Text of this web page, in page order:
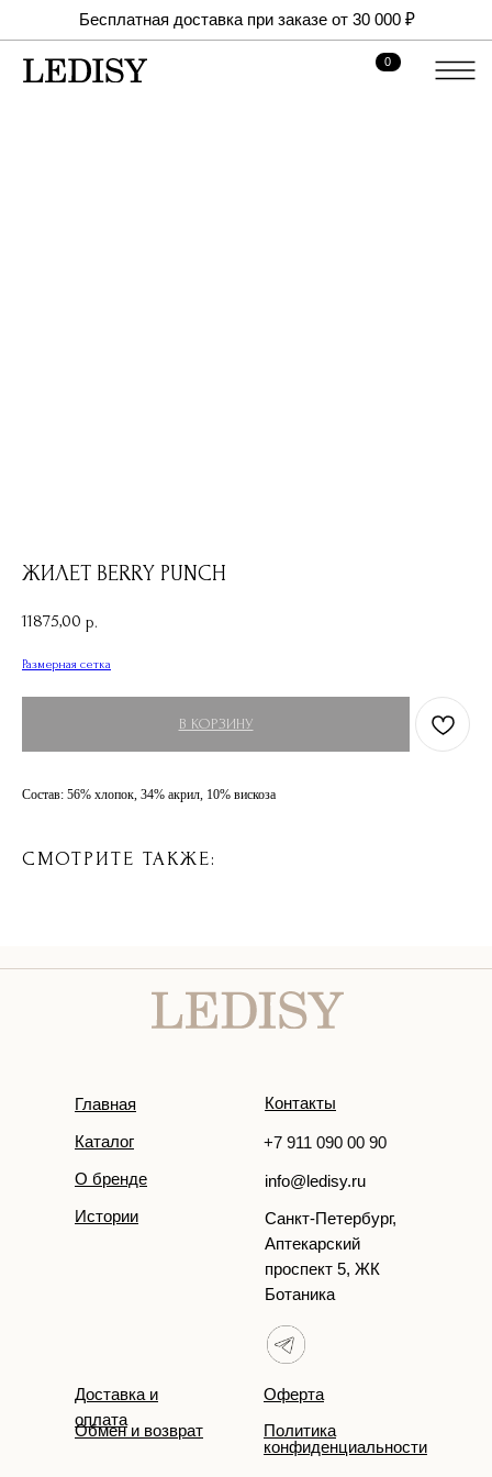
Бесплатная доставка при заказе от 30 000 ₽
0
ЖИЛЕТ BERRY PUNCH
11875,00 р.
Размерная сетка
В КОРЗИНУ
Состав: 56% хлопок, 34% акрил, 10% вискоза
СМОТРИТЕ ТАКЖЕ:
О бренде
Каталог
Главная
Доставка и
оплата
Контакты
+7 911 090 00 90
info@ledisy.ru
Санкт-Петербург,
Аптекарский
проспект 5, ЖК
Ботаника
Обмен и возврат
Оферта
Политика
конфиденциальности
Истории